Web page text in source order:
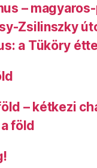
–
Zsilinszky
a Tüköry
– kétkezi
föld